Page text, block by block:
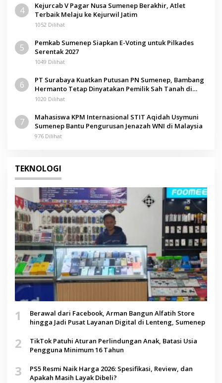
4
Kejurcab V Pagar Nusa Sumenep Berakhir, Atlet
Terbaik Melaju ke Kejurwil Jatim
1052 Dilihat
5
Pemkab Sumenep Siapkan E-Voting untuk Pilkades
Serentak 2027
1049 Dilihat
6
PT Surabaya Kuatkan Putusan PN Sumenep, Bambang
Hermanto Tetap Dinyatakan Pemilik Sah Tanah di
Pamolokan
1020 Dilihat
7
Mahasiswa KPM Internasional STIT Aqidah Usymuni
Sumenep Bantu Pengurusan Jenazah WNI di Malaysia
976 Dilihat
TEKNOLOGI
1
Berawal dari Facebook, Arman Bangun Alfatih Store
hingga Jadi Pusat Layanan Digital di Lenteng, Sumenep
2
TikTok Patuhi Aturan Perlindungan Anak, Batasi Usia
Pengguna Minimum 16 Tahun
3
PS5 Resmi Naik Harga 2026: Spesifikasi, Review, dan
Apakah Masih Layak Dibeli?